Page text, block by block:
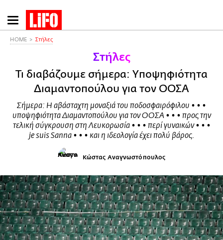
Παράκαμψη
προς
HOME Στήλες
Στήλες
Τι διαβάζουμε σήμερα: Yποψηφιότητα
Διαμαντοπούλου για τον ΟΟΣΑ
Σήμερα: Η αβάσταχτη μοναξιά του ποδοσφαιρόφιλου • • •
υποψηφιότητα Διαμαντοπούλου για τον ΟΟΣΑ • • • προς την
τελική σύγκρουση στη Λευκορωσία • • • περί γυναικών • • •
je suis Sanna • • • και η ιδεολογία έχει πολύ βάρος.
Κώστας Αναγνωστόπουλος